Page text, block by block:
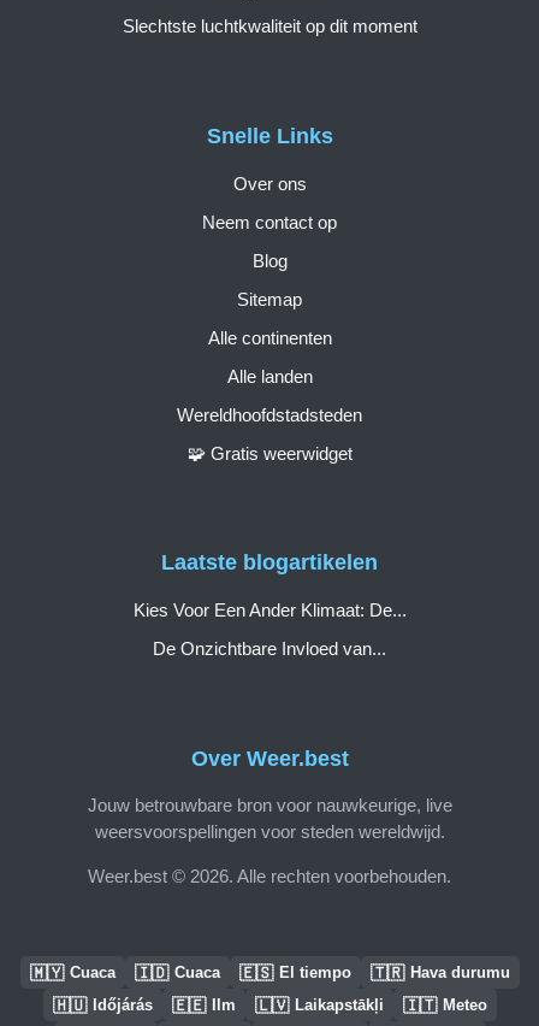
Over Weer.best
Jouw betrouwbare bron voor nauwkeurige, live
weersvoorspellingen voor steden wereldwijd.
Weer.best © 2026. Alle rechten voorbehouden.
Snelle Links
Over ons
Neem contact op
Blog
Sitemap
Alle continenten
Alle landen
Wereldhoofdstadsteden
🧩 Gratis weerwidget
Slechtste luchtkwaliteit op dit moment
Laatste blogartikelen
Kies Voor Een Ander Klimaat: De...
De Onzichtbare Invloed van...
🇲🇾 Cuaca 🇮🇩 Cuaca 🇪🇸 El tiempo 🇹🇷 Hava durumu
🇭🇺 Időjárás 🇪🇪 Ilm 🇱🇻 Laikapstākļi 🇮🇹 Meteo